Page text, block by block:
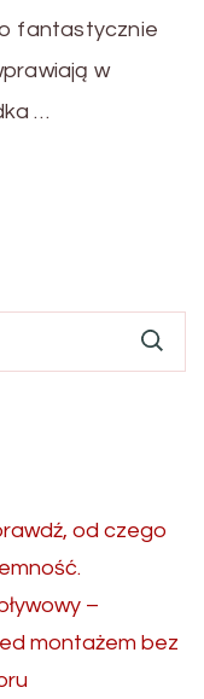
fantastycznie
w
…
od czego
–
montażem bez